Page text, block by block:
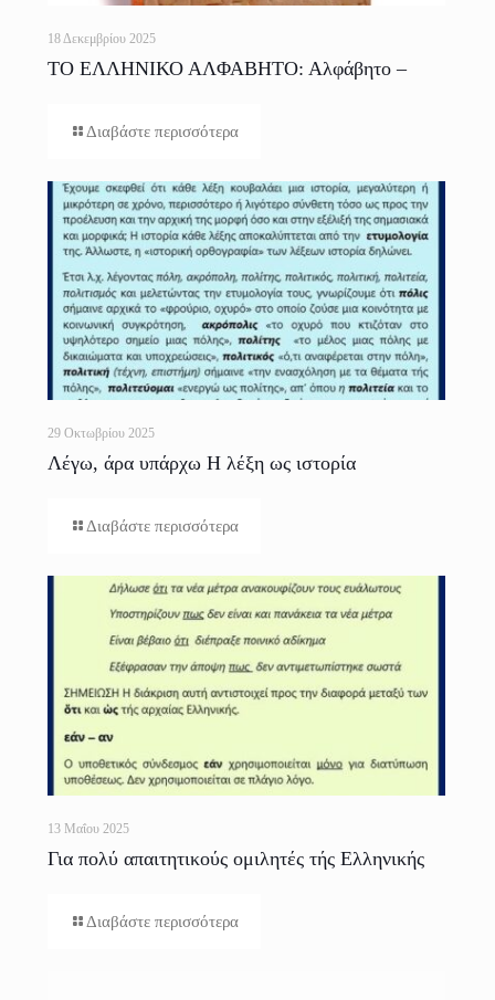
18 Δεκεμβρίου 2025
ΤΟ ΕΛΛΗΝΙΚΟ ΑΛΦΑΒΗΤΟ: Αλφάβητο –
Διαβάστε περισσότερα
29 Οκτωβρίου 2025
Λέγω, άρα υπάρχω Η λέξη ως ιστορία
Διαβάστε περισσότερα
13 Μαΐου 2025
Για πολύ απαιτητικούς ομιλητές τής Ελληνικής
Διαβάστε περισσότερα